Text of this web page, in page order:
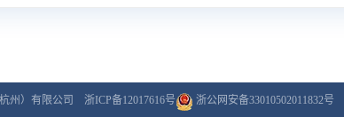
州）有限公司 浙ICP备12017616号 浙公网安备33010502011832号